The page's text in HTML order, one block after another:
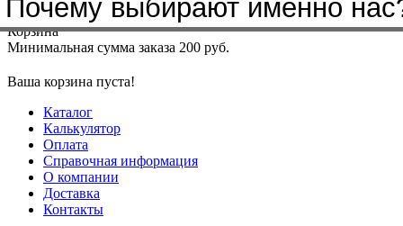
Меню+7(4912)50-37-50sbit@krep62.ru
Корзина
Минимальная сумма заказа 200 руб.
Ваша корзина пуста!
Каталог
Калькулятор
Оплата
Справочная информация
О компании
Доставка
Контакты
Почему выбирают именно